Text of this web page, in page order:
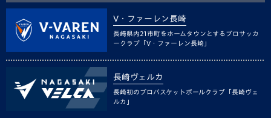
V・ファーレン長崎
長崎県内21市町をホームタウンとするプロサッカ
ークラブ「V・ファーレン長崎」
長崎ヴェルカ
長崎初のプロバスケットボールクラブ「長崎ヴェ
ルカ」